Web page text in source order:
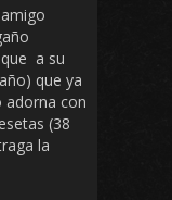
a su
que ya
adorna con
(38
la